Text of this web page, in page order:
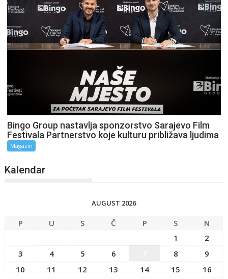
Bingo Group nastavlja sponzorstvo Sarajevo Film
Festivala Partnerstvo koje kulturu približava ljudima
Magazin
Kalendar
AUGUST 2026
P U S Č P S
N
1
2
3
4 5 6 8
9
10
11 12 13 14 15
16